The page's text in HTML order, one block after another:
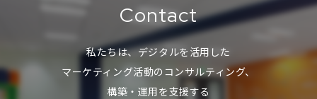
Contact
私たちは、デジタルを活用した
マーケティング活動のコンサルティング、
構築・運用を支援する